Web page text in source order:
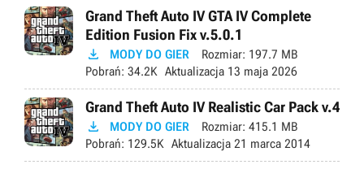
Grand Theft Auto IV GTA IV Complete
Edition Fusion Fix v.5.0.1
 MODY DO GIER Rozmiar: 197.7 MB
Pobrań: 34.2K Aktualizacja 13 maja 2026
Grand Theft Auto IV Realistic Car Pack v.4
 MODY DO GIER Rozmiar: 415.1 MB
Pobrań: 129.5K Aktualizacja 21 marca 2014